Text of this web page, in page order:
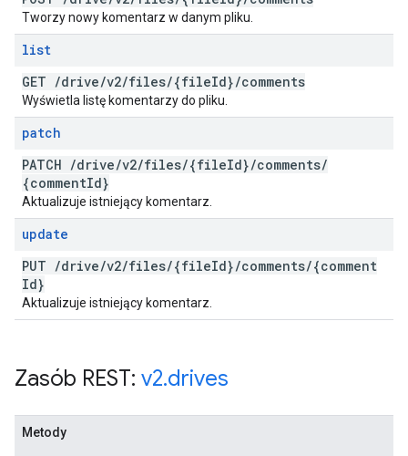
Tworzy nowy komentarz w danym pliku.
list
GET /drive/v2/files/{fileId}/comments
Wyświetla listę komentarzy do pliku.
patch
PATCH /drive/v2/files/{fileId}/comments/
{commentId}
Aktualizuje istniejący komentarz.
update
PUT /drive/v2/files/{fileId}/comments/{comment
Id}
Aktualizuje istniejący komentarz.
Zasób REST: v2.drives
Metody